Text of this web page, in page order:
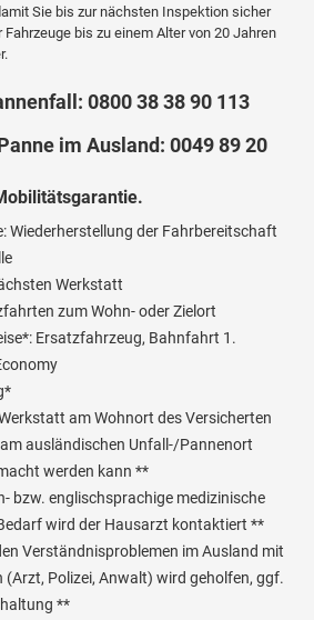
Sie bis zur nächsten Inspektion sicher
bis zu einem Alter von 20 Jahren
0800 38 38 90 113
im Ausland: 0049 89 20
Wiederherstellung der Fahrbereitschaft
Werkstatt
zum Wohn- oder Zielort
Ersatzfahrzeug, Bahnfahrt 1.
am Wohnort des Versicherten
ausländischen Unfall-/Pannenort
werden kann **
bzw. englischsprachige medizinische
wird der Hausarzt kontaktiert **
Verständnisproblemen im Ausland mit
(Arzt, Polizei, Anwalt) wird geholfen, ggf.
**